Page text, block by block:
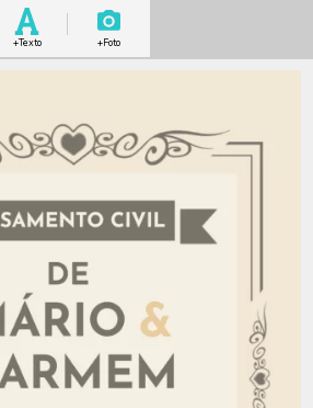
+Texto +Foto